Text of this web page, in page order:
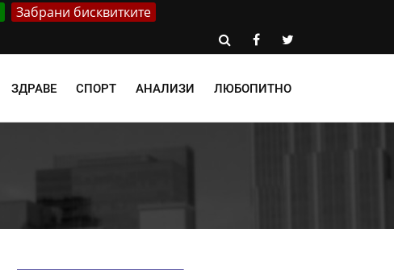
Забрани бисквитките
ЗДРАВЕ СПОРТ АНАЛИЗИ ЛЮБОПИТНО